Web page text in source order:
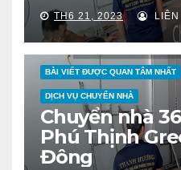
TH6 21, 2023 LIÊN
BÀI VIẾT ĐƯỢC QUAN TÂM NHẤT
DỊCH VỤ CHUYỂN NHÀ
Chuyển nhà
Phú Thịnh
Đông